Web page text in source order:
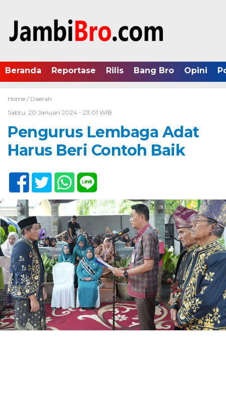
Beranda Reportase Rilis Bang Bro Opini
Home / Daerah
Sabtu, 20 Januari 2024 - 23:01 WIB
Pengurus Lembaga Adat
Harus Beri Contoh Baik